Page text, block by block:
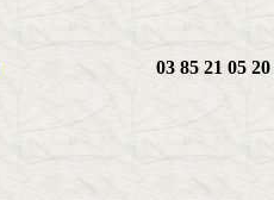
03 85 21 05